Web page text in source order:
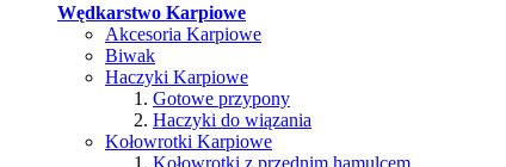
Wędkarstwo Karpiowe
Akcesoria Karpiowe
Biwak
Haczyki Karpiowe
Gotowe przypony
Haczyki do wiązania
Kołowrotki Karpiowe
Kołowrotki z przednim hamulcem